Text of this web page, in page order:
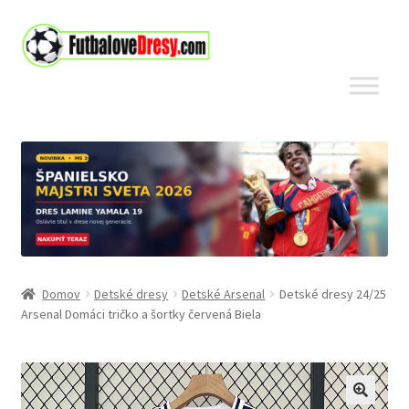
Preskočiť
na
Preskočiť
na
Domov Detské dresy Detské Arsenal
Detské dresy 24/25
Arsenal Domáci tričko a šortky červená Biela